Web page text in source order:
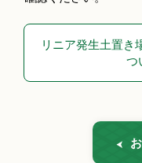
リニア発生土置き
つ